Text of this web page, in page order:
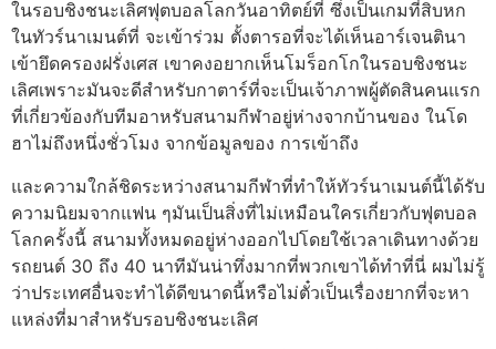
ในรอบชิงชนะเลิศฟุตบอลโลกวันอาทิตย์ที่ ซึ่งเป็นเกมที่สิบหก
ในทัวร์นาเมนต์ที่ จะเข้าร่วม ตั้งตารอที่จะได้เห็นอาร์เจนตินา
เข้ายึดครองฝรั่งเศส เขาคงอยากเห็นโมร็อกโกในรอบชิงชนะ
เลิศเพราะมันจะดีสําหรับกาตาร์ที่จะเป็นเจ้าภาพผู้ตัดสินคนแรก
ที่เกี่ยวข้องกับทีมอาหรับสนามกีฬาอยู่ห่างจากบ้านของ ในโด
ฮาไม่ถึงหนึ่งชั่วโมง จากข้อมูลของ การเข้าถึง
และความใกล้ชิดระหว่างสนามกีฬาที่ทําให้ทัวร์นาเมนต์นี้ได้รับ
ความนิยมจากแฟน ๆมันเป็นสิ่งที่ไม่เหมือนใครเกี่ยวกับฟุตบอล
โลกครั้งนี้ สนามทั้งหมดอยู่ห่างออกไปโดยใช้เวลาเดินทางด้วย
รถยนต์ 30 ถึง 40 นาทีมันน่าทึ่งมากที่พวกเขาได้ทําที่นี่ ผมไม่รู้
ว่าประเทศอื่นจะทําได้ดีขนาดนี้หรือไม่ตั๋วเป็นเรื่องยากที่จะหา
แหล่งที่มาสําหรับรอบชิงชนะเลิศ